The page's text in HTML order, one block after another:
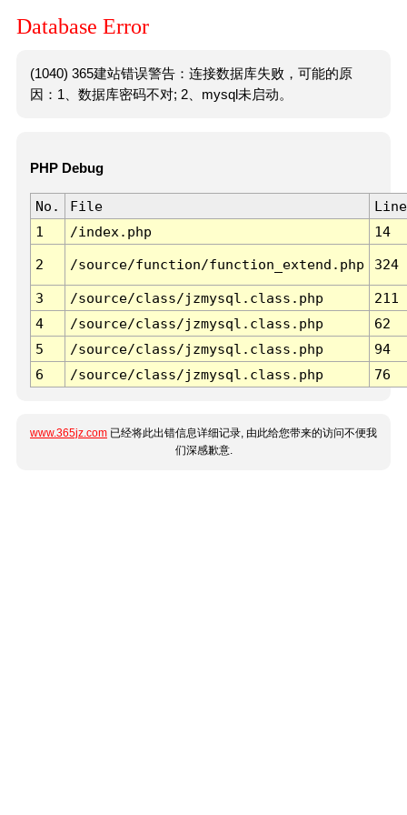
Database Error
(1040) 365建站错误警告：连接数据库失败，可能的原
因：1、数据库密码不对; 2、mysql未启动。
PHP Debug
No. File
Line
1
/index.php 14
2 /source/function/function_extend.php 324
3 /source/class/jzmysql.class.php
211
4
/source/class/jzmysql.class.php
62
5
/source/class/jzmysql.class.php
94
6
/source/class/jzmysql.class.php 76
www.365jz.com 已经将此出错信息详细记录, 由此给您带来的访问不便我
们深感歉意.